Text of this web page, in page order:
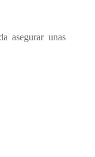
asegurar unas